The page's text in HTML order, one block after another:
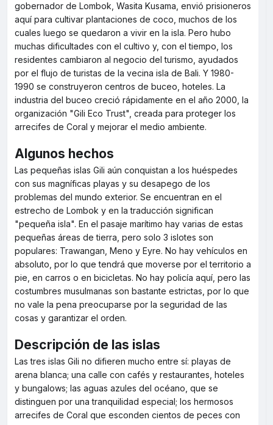
gobernador de Lombok, Wasita Kusama, envió prisioneros
aquí para cultivar plantaciones de coco, muchos de los
cuales luego se quedaron a vivir en la isla. Pero hubo
muchas dificultades con el cultivo y, con el tiempo, los
residentes cambiaron al negocio del turismo, ayudados
por el flujo de turistas de la vecina isla de Bali. Y 1980-
1990 se construyeron centros de buceo, hoteles. La
industria del buceo creció rápidamente en el año 2000, la
organización "Gili Eco Trust", creada para proteger los
arrecifes de Coral y mejorar el medio ambiente.
Algunos hechos
Las pequeñas islas Gili aún conquistan a los huéspedes
con sus magníficas playas y su desapego de los
problemas del mundo exterior. Se encuentran en el
estrecho de Lombok y en la traducción significan
"pequeña isla". En el pasaje marítimo hay varias de estas
pequeñas áreas de tierra, pero solo 3 islotes son
populares: Trawangan, Meno y Eyre. No hay vehículos en
absoluto, por lo que tendrá que moverse por el territorio a
pie, en carros o en bicicletas. No hay policía aquí, pero las
costumbres musulmanas son bastante estrictas, por lo que
no vale la pena preocuparse por la seguridad de las
cosas y garantizar el orden.
Descripción de las islas
Las tres islas Gili no difieren mucho entre sí: playas de
arena blanca; una calle con cafés y restaurantes, hoteles
y bungalows; las aguas azules del océano, que se
distinguen por una tranquilidad especial; los hermosos
arrecifes de Coral que esconden cientos de peces con